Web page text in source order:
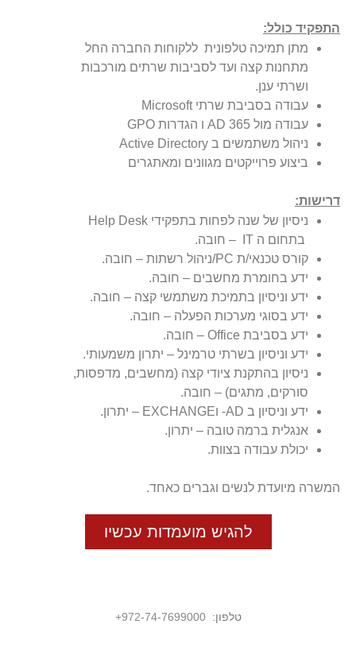
התפקיד כולל:
מתן תמיכה טלפונית ללקוחות החברה החל
מתחנות קצה ועד לסביבות שרתים מורכבות
ושרתי ענן.
עבודה בסביבת שרתי Microsoft
עבודה מול AD 365 ו הגדרות GPO
ניהול משתמשים ב Active Directory
ביצוע פרוייקטים מגוונים ומאתגרים
דרישות:
ניסיון של שנה לפחות בתפקידי Help Desk
בתחום ה IT – חובה.
קורס טכנאי/ת PC/ניהול רשתות – חובה.
ידע בחומרת מחשבים – חובה.
ידע וניסיון בתמיכת משתמשי קצה – חובה.
ידע בסוגי מערכות הפעלה – חובה.
ידע בסביבת Office – חובה.
ידע וניסיון בשרתי טרמינל – יתרון משמעותי.
ניסיון בהתקנת ציודי קצה (מחשבים, מדפסות,
סורקים, מתגים) – חובה.
ידע וניסיון ב AD- וEXCHANGE – יתרון.
אנגלית ברמה טובה – יתרון.
יכולת עבודה בצוות.
המשרה מיועדת לנשים וגברים כאחד.
להגיש מועמדות עכשיו
טלפון: 972-74-7699000
+